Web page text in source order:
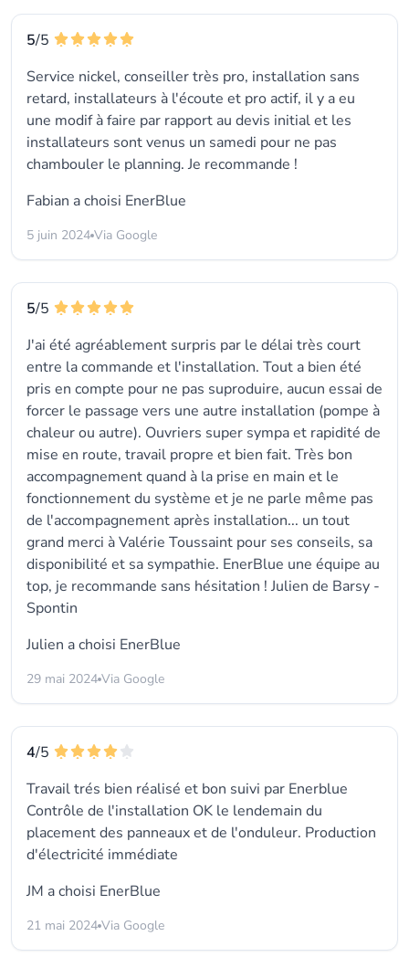
5/5
Service nickel, conseiller très pro, installation sans
retard, installateurs à l'écoute et pro actif, il y a eu
une modif à faire par rapport au devis initial et les
installateurs sont venus un samedi pour ne pas
chambouler le planning. Je recommande !
Fabian a choisi EnerBlue
5 juin 2024 Via Google
5/5
J'ai été agréablement surpris par le délai très court
entre la commande et l'installation. Tout a bien été
pris en compte pour ne pas suproduire, aucun essai de
forcer le passage vers une autre installation (pompe à
chaleur ou autre). Ouvriers super sympa et rapidité de
mise en route, travail propre et bien fait. Très bon
accompagnement quand à la prise en main et le
fonctionnement du système et je ne parle même pas
de l'accompagnement après installation... un tout
grand merci à Valérie Toussaint pour ses conseils, sa
disponibilité et sa sympathie. EnerBlue une équipe au
top, je recommande sans hésitation ! Julien de Barsy -
Spontin
Julien a choisi EnerBlue
29 mai 2024 Via Google
4/5
Travail trés bien réalisé et bon suivi par Enerblue
Contrôle de l'installation OK le lendemain du
placement des panneaux et de l'onduleur. Production
d'électricité immédiate
JM a choisi EnerBlue
21 mai 2024 Via Google